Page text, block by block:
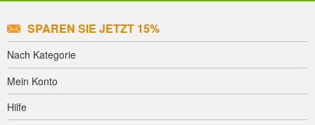
SPAREN SIE JETZT 15%
Nach Kategorie
Mein Konto
Hilfe